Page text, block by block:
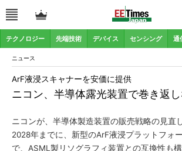
テクノロジー 先端技術 デバイス センシング 通
ニュース
ニコン、半導体露光装置で巻き返
ArF液浸スキャナーを安価に提供
ニコンが、半導体製造装置の販売戦略の見直
2028年までに、新型のArF液浸プラットフォ
で、ASML製リソグラフィ装置との互換性も